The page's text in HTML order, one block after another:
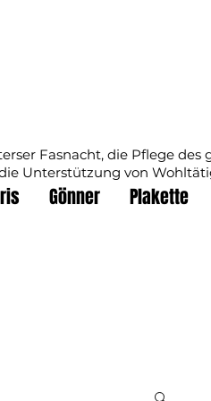
Fasnacht, die Pflege des
Unterstützung von
Gönner Plakette